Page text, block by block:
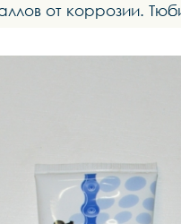
от коррозии.